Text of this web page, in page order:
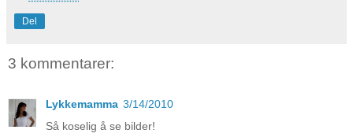
Del
3 kommentarer:
Lykkemamma 3/14/2010
Så koselig å se bilder!